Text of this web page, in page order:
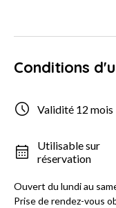
Conditions
Validité 12 mois
Utilisable sur
réservation
Ouvert du lundi au
Prise de rendez-vous